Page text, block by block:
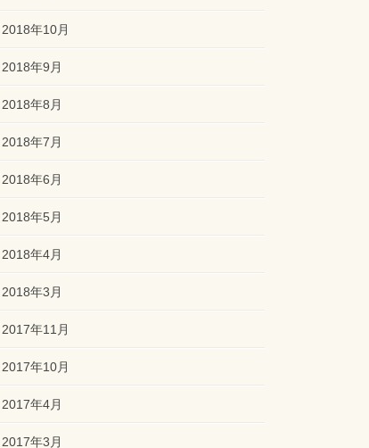
2018年10月
2018年9月
2018年8月
2018年7月
2018年6月
2018年5月
2018年4月
2018年3月
2017年11月
2017年10月
2017年4月
2017年3月